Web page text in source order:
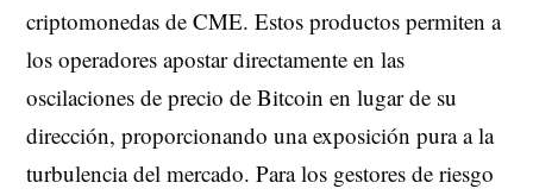
criptomonedas de CME. Estos productos permiten a
los operadores apostar directamente en las
oscilaciones de precio de Bitcoin en lugar de su
dirección, proporcionando una exposición pura a la
turbulencia del mercado. Para los gestores de riesgo